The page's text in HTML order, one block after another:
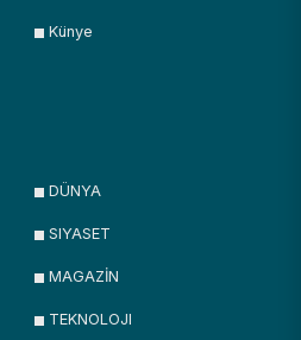
Künye
DÜNYA
SIYASET
MAGAZİN
TEKNOLOJI